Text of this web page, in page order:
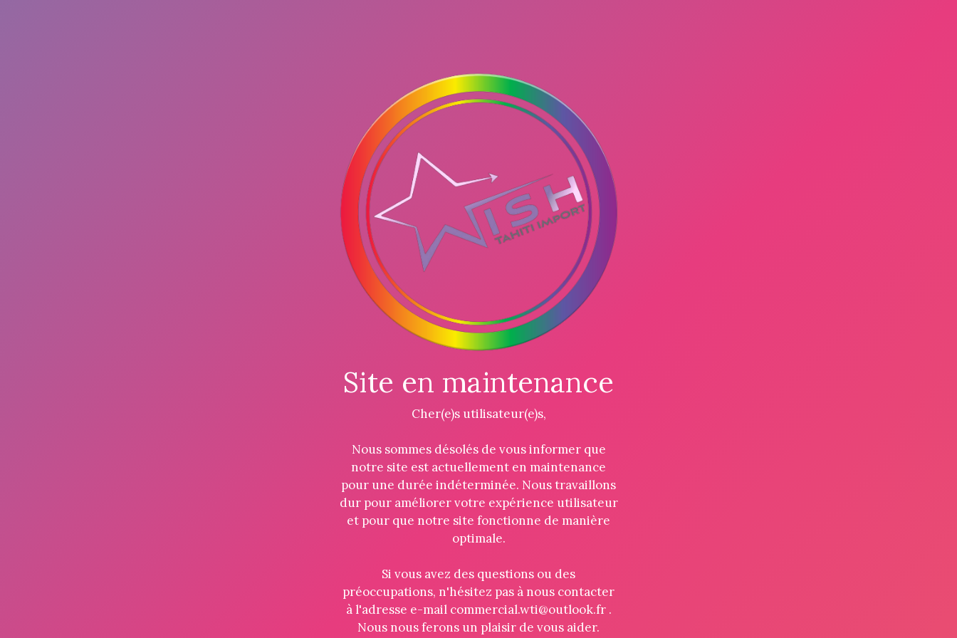
Site en maintenance
Cher(e)s utilisateur(e)s,
Nous sommes désolés de vous informer que
notre site est actuellement en maintenance
pour une durée indéterminée. Nous travaillons
dur pour améliorer votre expérience utilisateur
et pour que notre site fonctionne de manière
optimale.
Si vous avez des questions ou des
préoccupations, n'hésitez pas à nous contacter
à l'adresse e-mail commercial.wti@outlook.fr .
Nous nous ferons un plaisir de vous aider.